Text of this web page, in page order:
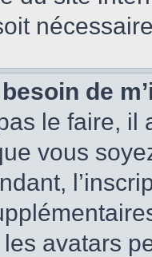
de
le faire, il
vous
avatars